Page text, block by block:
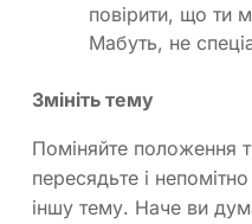
повірити, що ти
Мабуть, не
Змініть тему
Поміняйте положення
пересядьте і
іншу тему. Наче ви